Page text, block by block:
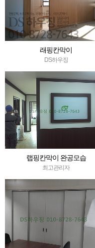
래핑칸막이
DS하우징
랩핑칸막이 완공모습
최고관리자